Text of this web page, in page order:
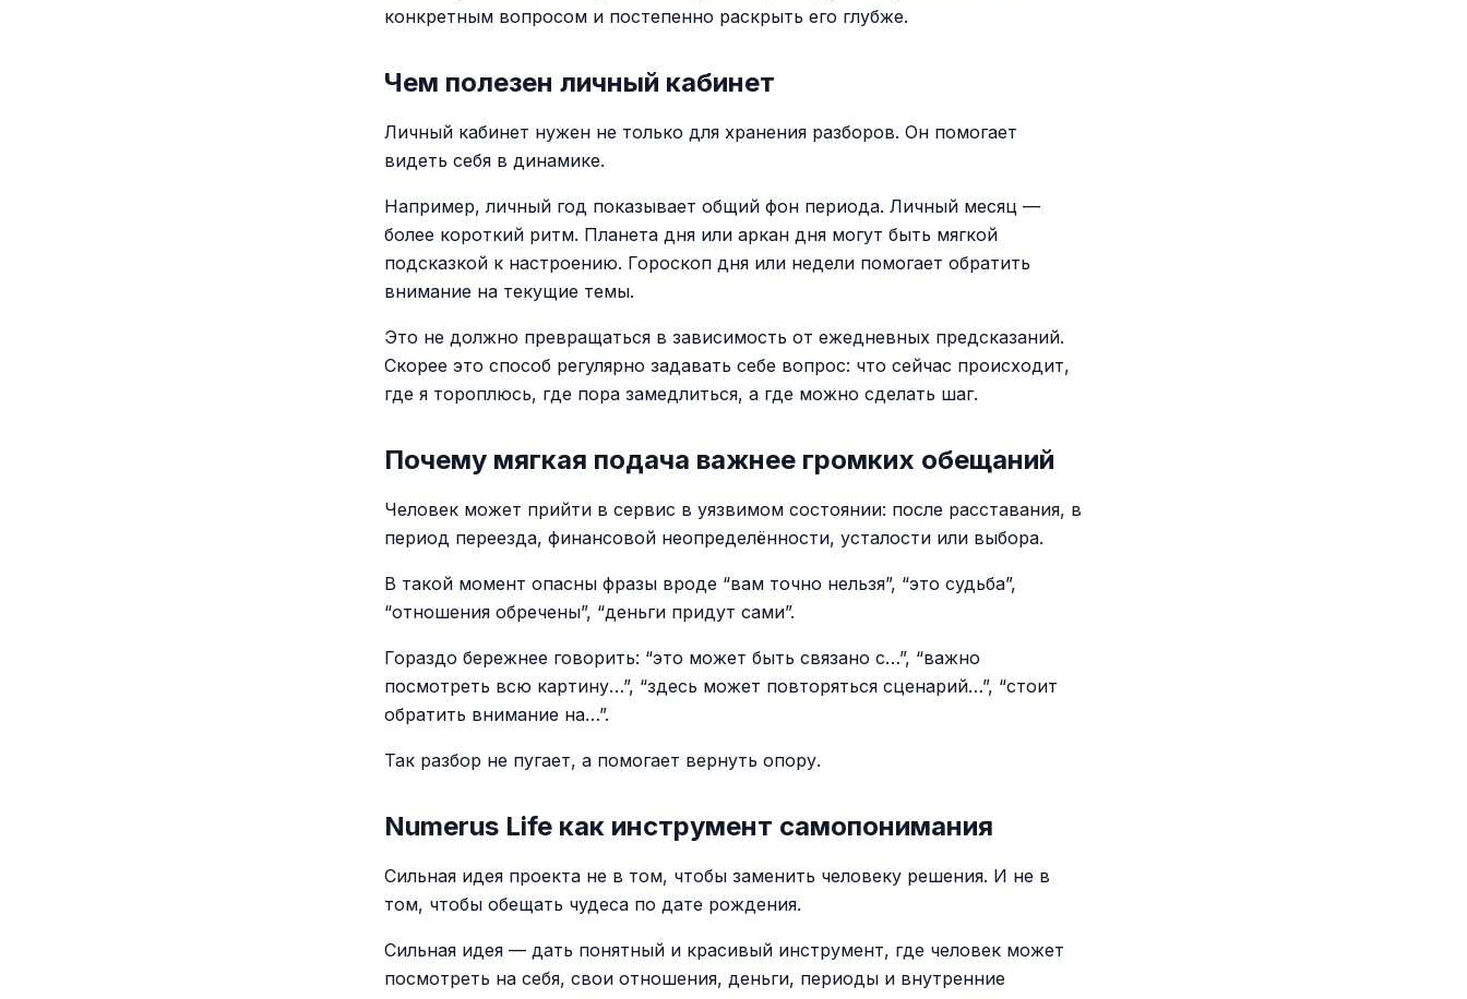
конкретным вопросом и постепенно раскрыть его глубже.
Чем полезен личный кабинет
Личный кабинет нужен не только для хранения разборов. Он помогает
видеть себя в динамике.
Например, личный год показывает общий фон периода. Личный месяц —
более короткий ритм. Планета дня или аркан дня могут быть мягкой
подсказкой к настроению. Гороскоп дня или недели помогает обратить
внимание на текущие темы.
Это не должно превращаться в зависимость от ежедневных предсказаний.
Скорее это способ регулярно задавать себе вопрос: что сейчас происходит,
где я тороплюсь, где пора замедлиться, а где можно сделать шаг.
Почему мягкая подача важнее громких обещаний
Человек может прийти в сервис в уязвимом состоянии: после расставания, в
период переезда, финансовой неопределённости, усталости или выбора.
В такой момент опасны фразы вроде “вам точно нельзя”, “это судьба”,
“отношения обречены”, “деньги придут сами”.
Гораздо бережнее говорить: “это может быть связано с…”, “важно
посмотреть всю картину…”, “здесь может повторяться сценарий…”, “стоит
обратить внимание на…”.
Так разбор не пугает, а помогает вернуть опору.
Numerus Life как инструмент самопонимания
Сильная идея проекта не в том, чтобы заменить человеку решения. И не в
том, чтобы обещать чудеса по дате рождения.
Сильная идея — дать понятный и красивый инструмент, где человек может
посмотреть на себя, свои отношения, деньги, периоды и внутренние